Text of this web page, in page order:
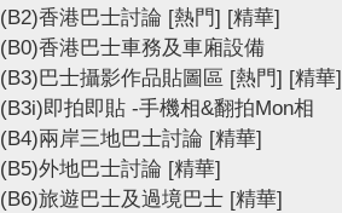
(B2)香港巴士討論 [熱門] [精華]
(B0)香港巴士車務及車廂設備
(B3)巴士攝影作品貼圖區 [熱門] [精華]
(B3i)即拍即貼 -手機相&翻拍Mon相
(B4)兩岸三地巴士討論 [精華]
(B5)外地巴士討論 [精華]
(B6)旅遊巴士及過境巴士 [精華]